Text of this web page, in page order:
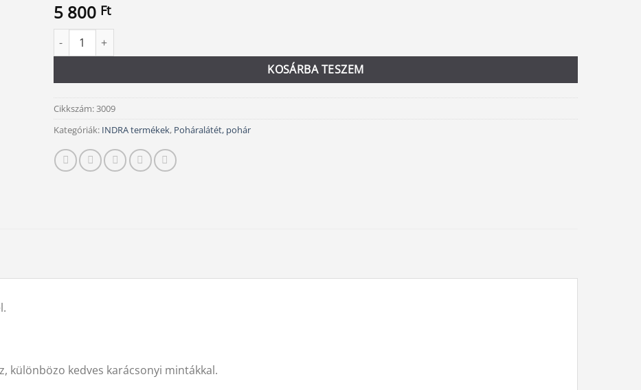
5 800 Ft
Karácsonyi piros poháralátét szett, 6 db mennyiség
KOSÁRBA TESZEM
Alternative:
Cikkszám:3009
Kategóriák: INDRA termékek, Poháralátét, pohár
különbözo kedves karácsonyi mintákkal.